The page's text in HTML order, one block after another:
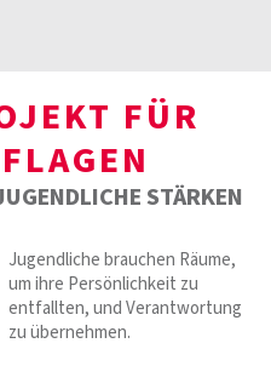
FÜR
STÄRKEN
Jugendliche brauchen Räume,
um ihre Persönlichkeit zu
entfallten, und Verantwortung
zu übernehmen.